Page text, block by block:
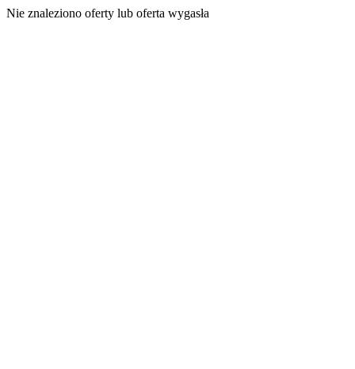
Nie znaleziono oferty lub oferta wygasła